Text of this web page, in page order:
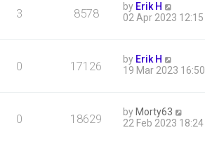
3 8578 by Erik H
02 Apr 2023 12:15
0 17126 by Erik H
19 Mar 2023 16:50
0 18629 by Morty63
22 Feb 2023 18:24